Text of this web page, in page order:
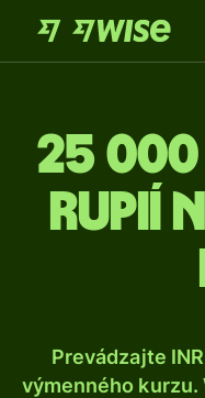
25
rupií
Prevádzajte
výmenného